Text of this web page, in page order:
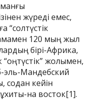
жүреді емес,
“солтүстік
120 мың жыл
бірі-Африка,
“оңтүстік” жолымен,
эль-Мандебский
содан кейін
на восток[1].